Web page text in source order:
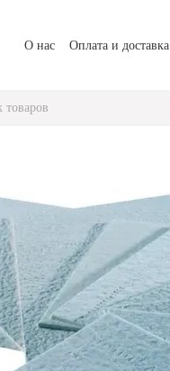
О нас Оплата и доставка